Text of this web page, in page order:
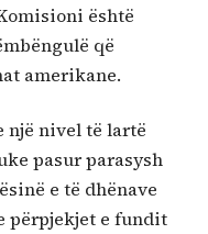
është
që
amerikane.
një nivel të lartë
pasur parasysh
e të dhënave
përpjekjet e fundit